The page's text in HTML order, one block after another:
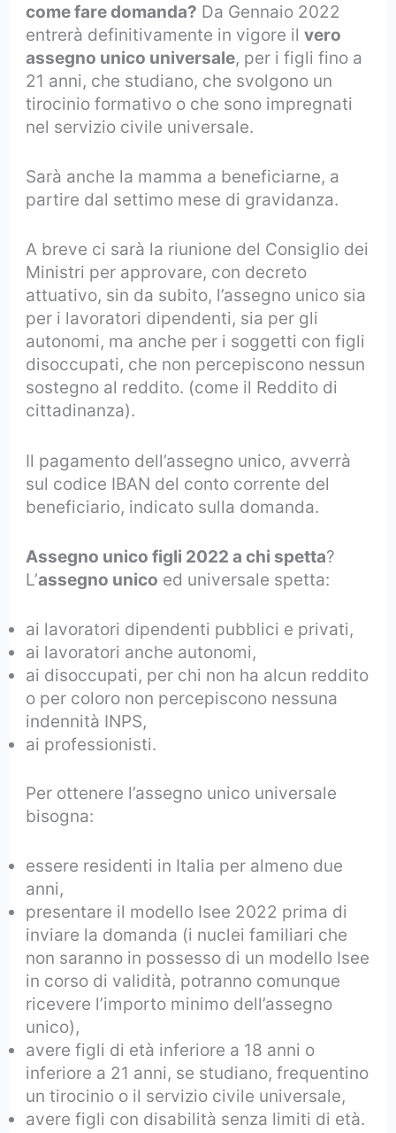
come fare domanda? Da Gennaio 2022
entrerà definitivamente in vigore ilvero
assegno unico universale, per i figli fino a
21 anni, che studiano, che svolgono un
tirocinio formativo o che sono impregnati
nel servizio civile universale.
Sarà anche la mamma a beneficiarne, a
partire dal settimo mese di gravidanza.
A breve ci sarà la riunione del Consiglio dei
Ministri per approvare, con decreto
attuativo, sin da subito, l’assegno unico sia
per i lavoratori dipendenti, sia per gli
autonomi, ma anche per i soggetti con figli
disoccupati, che non percepiscono nessun
sostegno al reddito. (come il Reddito di
cittadinanza).
Il pagamento dell’assegno unico, avverrà
sul codice IBAN del conto corrente del
beneficiario, indicato sulla domanda.
Assegno unico figli 2022 a chi spetta?
L’assegno unico ed universale spetta:
ai lavoratori dipendenti pubblici e privati,
ai lavoratori anche autonomi,
ai disoccupati, per chi non ha alcun reddito
o per coloro non percepiscono nessuna
indennità INPS,
ai professionisti.
Per ottenere l’assegno unico universale
bisogna:
essere residenti in Italia per almeno due
anni,
presentare il modello Isee 2022 prima di
inviare la domanda (i nuclei familiari che
non saranno in possesso di un modello Isee
in corso di validità, potranno comunque
ricevere l’importo minimo dell’assegno
unico),
avere figli di età inferiore a 18 anni o
inferiore a 21 anni, se studiano, frequentino
un tirocinio o il servizio civile universale,
avere figli con disabilità senza limiti di età.